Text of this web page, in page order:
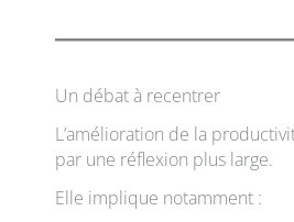
Un débat à recentrer
L’amélioration de la
par une réflexion plus large.
Elle implique notamment :